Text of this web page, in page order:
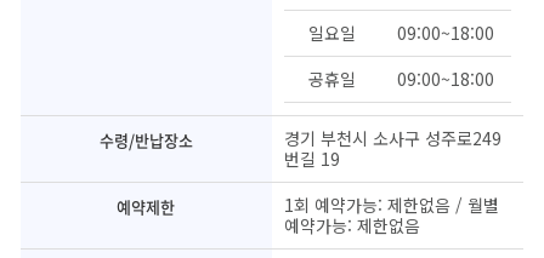
일요일
09:00~18:00
공휴일
09:00~18:00
수령/반납장소
경기 부천시 소사구 성주로249
번길 19
예약제한
1회 예약가능: 제한없음 / 월별
예약가능: 제한없음